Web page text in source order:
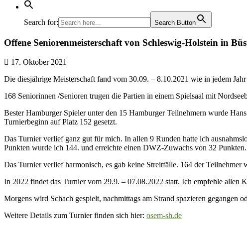
Search for: Search Button
Offene Seniorenmeisterschaft von Schleswig-Holstein in
17. Oktober 2021
Die diesjährige Meisterschaft fand vom 30.09. – 8.10.2021 wie in jedem
168 Seniorinnen /Senioren trugen die Partien in einem Spielsaal mit
Bester Hamburger Spieler unter den 15 Hamburger Teilnehmern wurde
Turnierbeginn auf Platz 152 gesetzt.
Das Turnier verlief ganz gut für mich. In allen 9 Runden hatte ich
Punkten wurde ich 144. und erreichte einen DWZ-Zuwachs von 32 Punkten.
Das Turnier verlief harmonisch, es gab keine Streitfälle. 164 der
In 2022 findet das Turnier vom 29.9. – 07.08.2022 statt. Ich empfehle allen
Morgens wird Schach gespielt, nachmittags am Strand spazieren gegangen
Weitere Details zum Turnier finden sich hier: osem-sh.de